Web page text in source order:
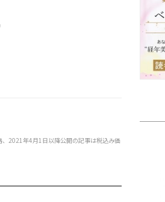
2021年4月1日以降公開の記事は税込み価